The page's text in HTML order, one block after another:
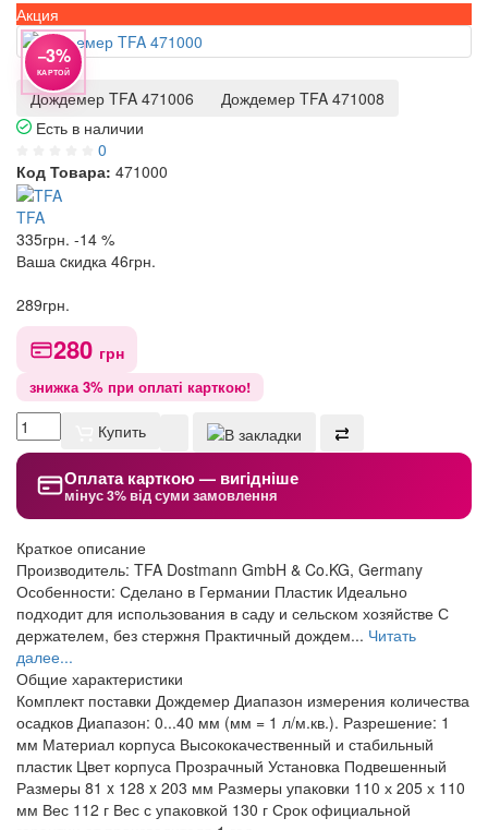
Акция
−3%
КАРТОЙ
Дождемер TFA 471006
Дождемер TFA 471008
Есть в наличии
0
Код Товара: 471000
TFA
335грн. -14 %
Ваша cкидка 46грн.
289грн.
280 грн
знижка 3% при оплаті карткою!
Купить
Оплата карткою — вигідніше
мінус 3% від суми замовлення
Краткое описание
Производитель: TFA Dostmann GmbH & Co.KG, Germany
Особенности: Сделано в Германии Пластик Идеально
подходит для использования в саду и сельском хозяйстве С
держателем, без стержня Практичный дождем... Читать
далее...
Общие характеристики
Комплект поставки Дождемер Диапазон измерения количества
осадков Диапазон: 0...40 мм (мм = 1 л/м.кв.). Разрешение: 1
мм Материал корпуса Высококачественный и стабильный
пластик Цвет корпуса Прозрачный Установка Подвешенный
Размеры 81 x 128 x 203 мм Размеры упаковки 110 х 205 х 110
мм Вес 112 г Вес с упаковкой 130 г Срок официальной